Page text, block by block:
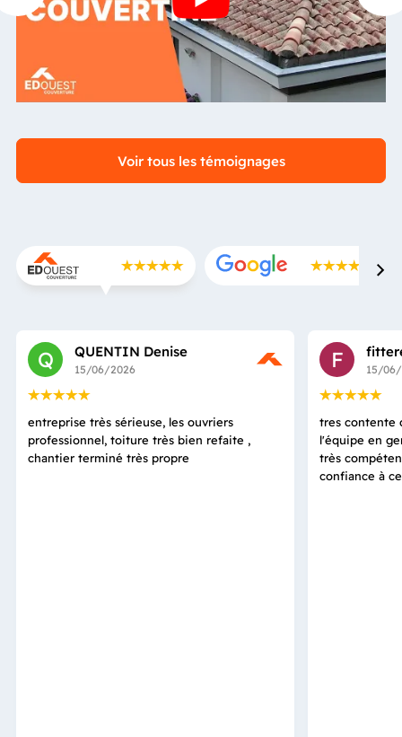
Voir tous les témoignages
Q QUENTIN Denise
15/06/2026
entreprise très sérieuse, les ouvriers
professionnel, toiture très bien refaite ,
chantier terminé très propre
F 15/
tres contente
l'équipe en
très
confiance à